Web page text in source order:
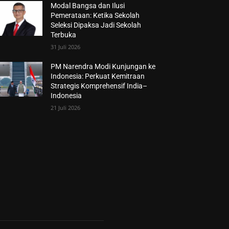
Modal Bangsa dan Ilusi
Pemerataan: Ketika Sekolah
Seleksi Dipaksa Jadi Sekolah
Terbuka
31 Juli 2026
PM Narendra Modi Kunjungan ke
Indonesia: Perkuat Kemitraan
Strategis Komprehensif India–
Indonesia
21 Juli 2026